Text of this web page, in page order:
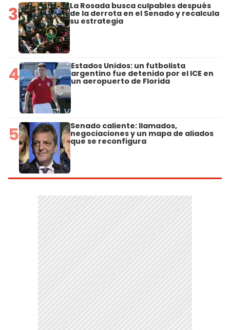
3 La Rosada busca culpables después
de la derrota en el Senado y recalcula
su estrategia
4 Estados Unidos: un futbolista
argentino fue detenido por el ICE en
un aeropuerto de Florida
5 Senado caliente: llamados,
negociaciones y un mapa de aliados
que se reconfigura